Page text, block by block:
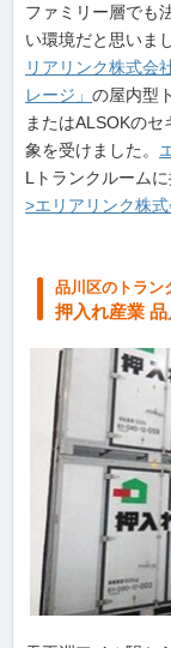
ファミリー層でも
い環境だと思いま
リアリンク株式会
レージ」 の屋内型
またはALSOKの
象を受けました。
Lトランクルームに
>エリアリンク株
品川区のトラン
押入れ産業